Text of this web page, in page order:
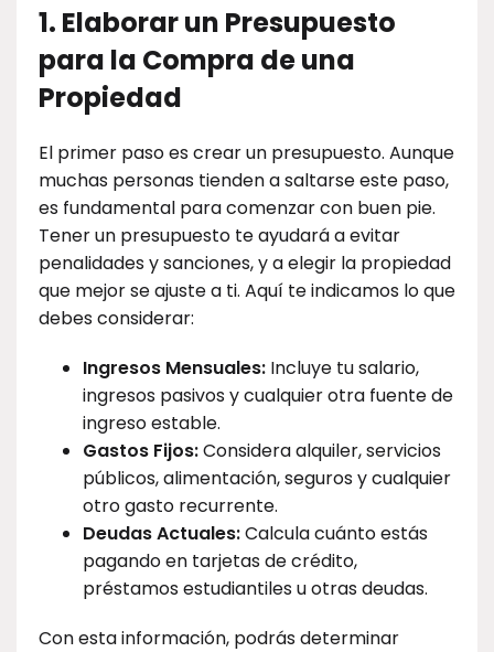
1. Elaborar un Presupuesto
para la Compra de una
Propiedad
El primer paso es crear un presupuesto. Aunque
muchas personas tienden a saltarse este paso,
es fundamental para comenzar con buen pie.
Tener un presupuesto te ayudará a evitar
penalidades y sanciones, y a elegir la propiedad
que mejor se ajuste a ti. Aquí te indicamos lo que
debes considerar:
Ingresos Mensuales: Incluye tu salario,
ingresos pasivos y cualquier otra fuente de
ingreso estable.
Gastos Fijos:Considera alquiler, servicios
públicos, alimentación, seguros y cualquier
otro gasto recurrente.
Deudas Actuales:Calcula cuánto estás
pagando en tarjetas de crédito,
préstamos estudiantiles u otras deudas.
Con esta información, podrás determinar